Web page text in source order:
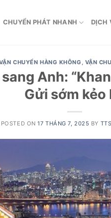
CHUYỂN PHÁT NHANH DỊCH
CHUYỂN HÀNG KHÔNG , VẬN
Anh:
Gửi sớm kẻo
POSTED ON17 THÁNG 7, 2025 BY